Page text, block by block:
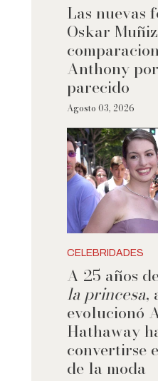
Las nuevas
Oskar
Anthony
parecido
Agosto 03, 2026
CELEBRIDADES
A 25 años
la princesa,
evolucionó
Hathaway
convertirse
de la moda